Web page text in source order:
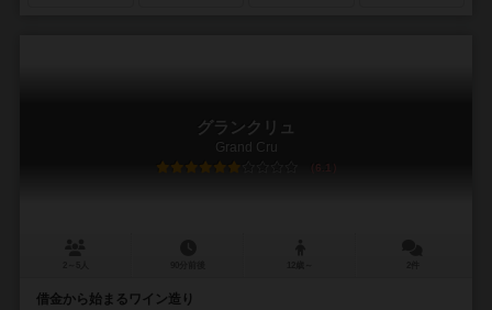
グランクリュ
Grand Cru
6.1
借金から始まるワイン造り